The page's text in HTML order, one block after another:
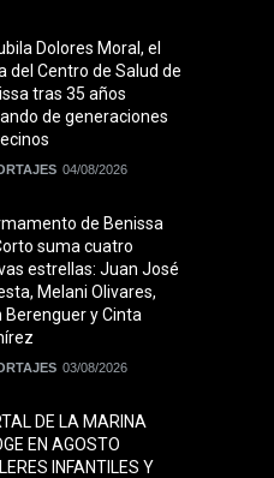
Dolores Moral, el
del Centro de Salud de
tras 35 años
de generaciones
04/08/2026
de Benissa
suma cuatro
estrellas: Juan José
Melani Olivares,
Berenguer y Cinta
03/08/2026
DE LA MARINA
EN AGOSTO
INFANTILES Y